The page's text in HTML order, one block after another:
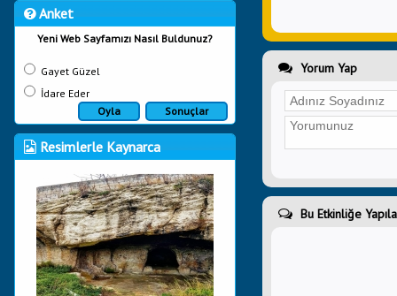
Anket
Yeni Web Sayfamızı Nasıl Buldunuz?
Gayet Güzel
İdare Eder
Sonuçlar
Oyla
Resimlerle Kaynarca
Yorum Yap
Bu Etkinliğe